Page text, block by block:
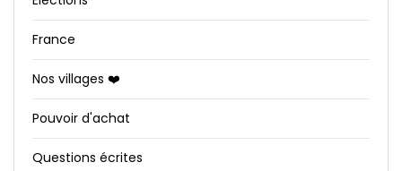
France
Nos villages ❤️
Pouvoir d'achat
Questions écrites